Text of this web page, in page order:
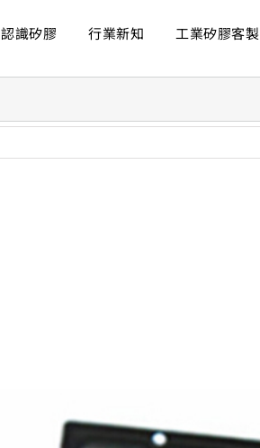
認識矽膠 行業新知 工業矽膠客製